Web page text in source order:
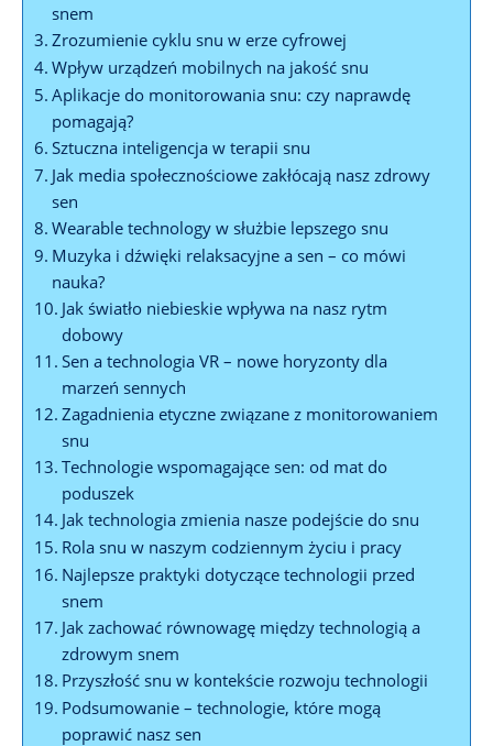
snem
Zrozumienie cyklu snu w erze cyfrowej
Wpływ urządzeń mobilnych na jakość snu
Aplikacje do monitorowania snu: czy naprawdę
pomagają?
Sztuczna inteligencja w terapii snu
Jak media społecznościowe zakłócają nasz zdrowy
sen
Wearable technology w służbie lepszego snu
Muzyka i dźwięki relaksacyjne a sen – co mówi
nauka?
Jak światło niebieskie wpływa na nasz rytm
dobowy
Sen a technologia VR – nowe horyzonty dla
marzeń sennych
Zagadnienia etyczne związane z monitorowaniem
snu
Technologie wspomagające sen: od mat do
poduszek
Jak technologia zmienia nasze podejście do snu
Rola snu w naszym codziennym życiu i pracy
Najlepsze praktyki dotyczące technologii przed
snem
Jak zachować równowagę między technologią a
zdrowym snem
Przyszłość snu w kontekście rozwoju technologii
Podsumowanie – technologie, które mogą
poprawić nasz sen